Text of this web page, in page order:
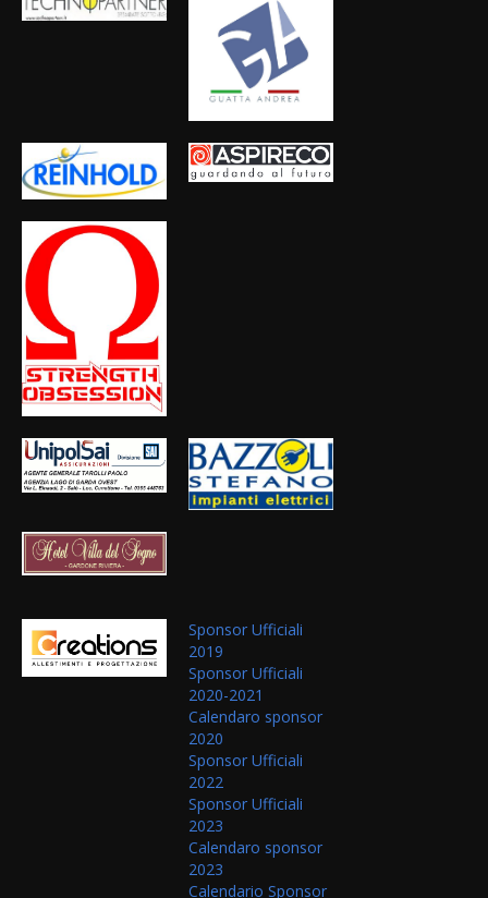
Sponsor Ufficiali
2019
Sponsor Ufficiali
2020-2021
Calendaro sponsor
2020
Sponsor Ufficiali
2022
Sponsor Ufficiali
2023
Calendaro sponsor
2023
Calendario Sponsor